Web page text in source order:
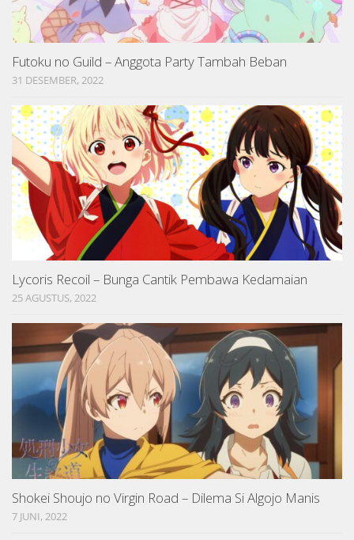
Futoku no Guild – Anggota Party Tambah Beban
31 DESEMBER, 2022
Lycoris Recoil – Bunga Cantik Pembawa Kedamaian
25 AGUSTUS, 2022
Shokei Shoujo no Virgin Road – Dilema Si Algojo Manis
7 JUNI, 2022